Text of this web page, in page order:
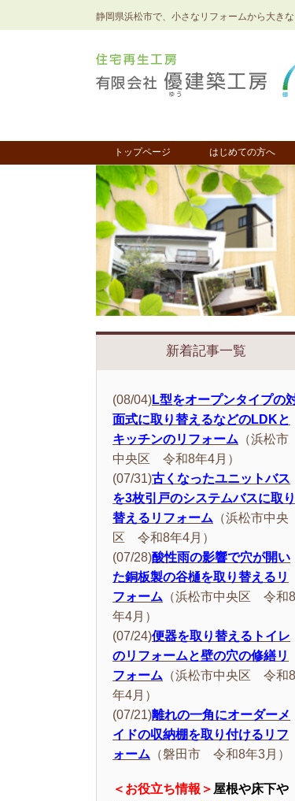
静岡県浜松市で、小さなリフォームから大き
トップページ はじめての方へ
新着記事一覧
(08/04)L型をオープンタイプの
面式に取り替えるなどのLDKと
キッチンのリフォーム （浜松市
中央区 令和8年4月）
(07/31)古くなったユニットバス
を3枚引戸のシステムバスに取り
替えるリフォーム （浜松市中央
区 令和8年4月）
(07/28)酸性雨の影響で穴が開い
た銅板製の谷樋を取り替えるリ
フォーム （浜松市中央区 令和8
年4月）
(07/24)便器を取り替えるトイレ
のリフォームと壁の穴の修繕リ
フォーム （浜松市中央区 令和8
年4月）
(07/21)離れの一角にオーダーメ
イドの収納棚を取り付けるリフ
ォーム （磐田市 令和8年3月）
＜お役立ち情報＞ 屋根や床下や